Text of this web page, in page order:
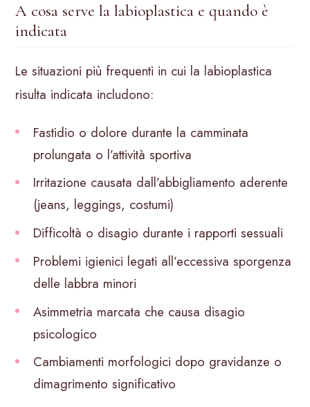
A cosa serve la labioplastica e quando è
indicata
Le situazioni più frequenti in cui la labioplastica
risulta indicata includono:
Fastidio o dolore durante la camminata
prolungata o l’attività sportiva
Irritazione causata dall’abbigliamento aderente
(jeans, leggings, costumi)
Difficoltà o disagio durante i rapporti sessuali
Problemi igienici legati all’eccessiva sporgenza
delle labbra minori
Asimmetria marcata che causa disagio
psicologico
Cambiamenti morfologici dopo gravidanze o
dimagrimento significativo